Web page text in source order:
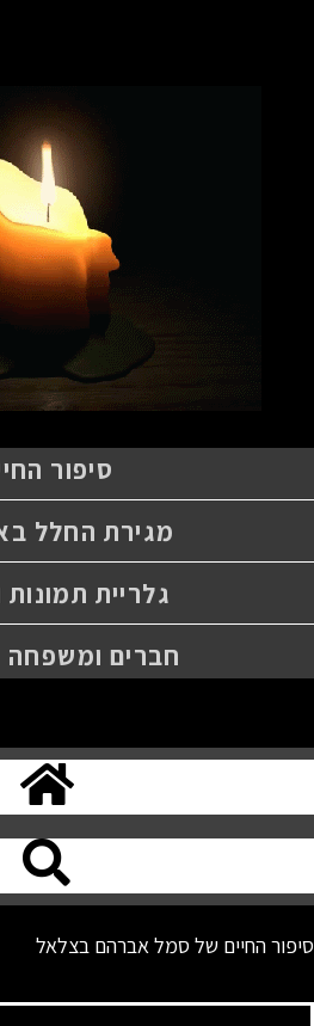
סיפור
מגירת החלל
גלריית
חברים ומשפחה
סיפור החיים של סמל אברהם בצלאל